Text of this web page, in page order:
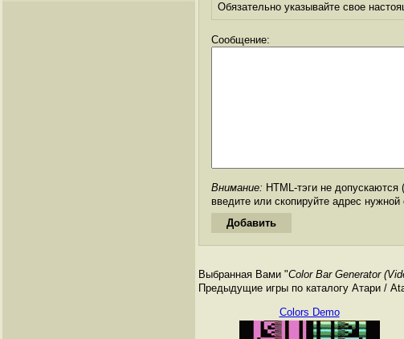
Обязательно указывайте свое
Сообщение:
Внимание: HTML-тэги не
введите или скопируйте адрес
Выбранная Вами "Color Bar Generator
Предыдущие игры по каталогу Атари /
Colors Demo